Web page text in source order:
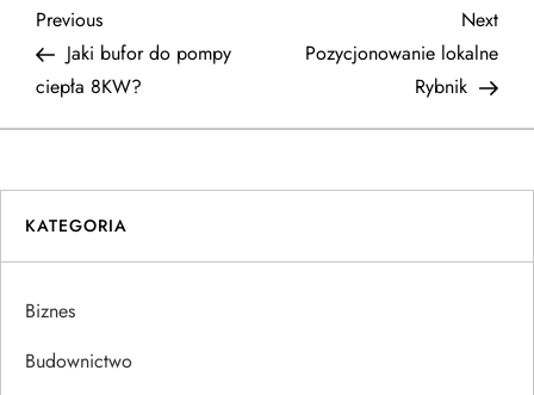
N
a
w
i
g
a
c
Previous
Post
Previous
Jaki bufor do pompy
ciepła 8KW?
Next
Post
Next
Pozycjonowanie lokalne
Rybnik
KATEGORIA
Biznes
Budownictwo